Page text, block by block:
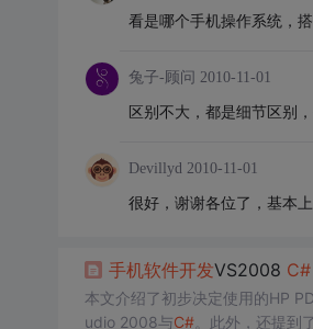
看是哪个手机操作系统，
兔子-顾问 2010-11-01
区别不大，都是细节区别
Devillyd 2010-11-01
很好，谢谢各位了，基本
手机软件开发VS2008 C#
本文介绍了初步决定使用的HP
udio 2008与C#。此外，还提到